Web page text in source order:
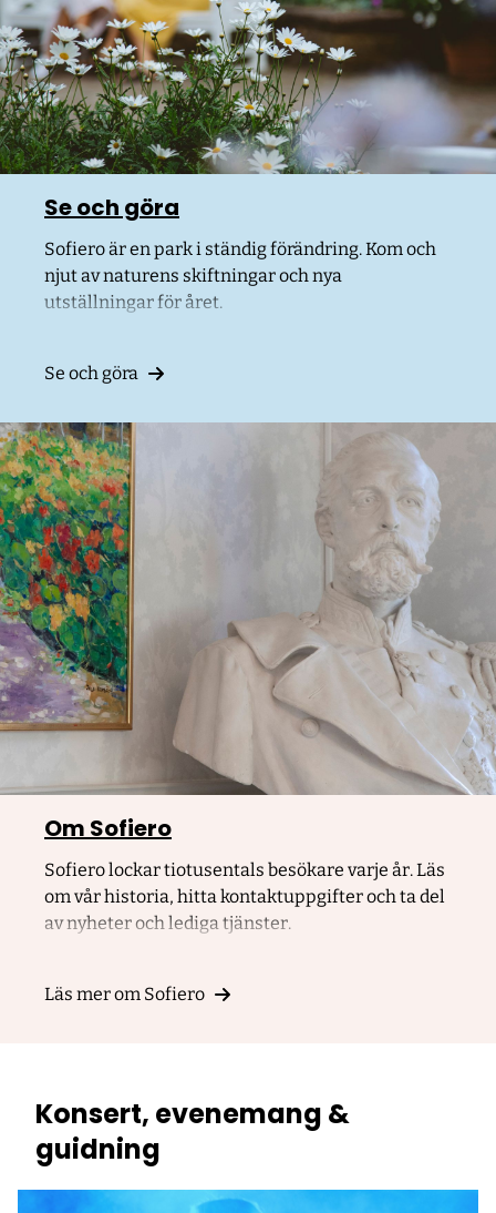
Se och göra
Sofiero är en park i ständig förändring. Kom och
njut av naturens skiftningar och nya
utställningar för året.
Se och göra
Om Sofiero
Sofiero lockar tiotusentals besökare varje år. Läs
om vår historia, hitta kontaktuppgifter och ta del
av nyheter och lediga tjänster.
Läs mer om Sofiero
Konsert, evenemang &
guidning